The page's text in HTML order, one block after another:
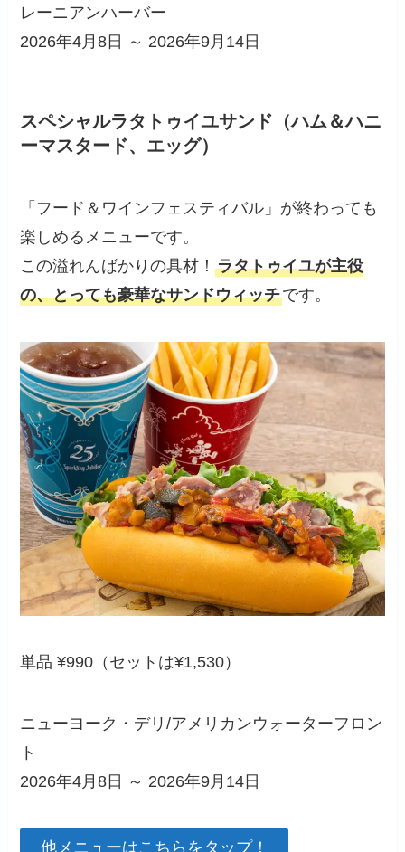
レーニアンハーバー
2026年4月8日 ～ 2026年9月14日
スペシャルラタトゥイユサンド（ハム＆ハニ
ーマスタード、エッグ）
「フード＆ワインフェスティバル」が終わっても
楽しめるメニューです。
この溢れんばかりの具材！ラタトゥイユが主役
の、とっても豪華なサンドウィッチです。
単品 ¥990（セットは¥1,530）
ニューヨーク・デリ/アメリカンウォーターフロン
ト
2026年4月8日 ～ 2026年9月14日
他メニューはこちらをタップ！